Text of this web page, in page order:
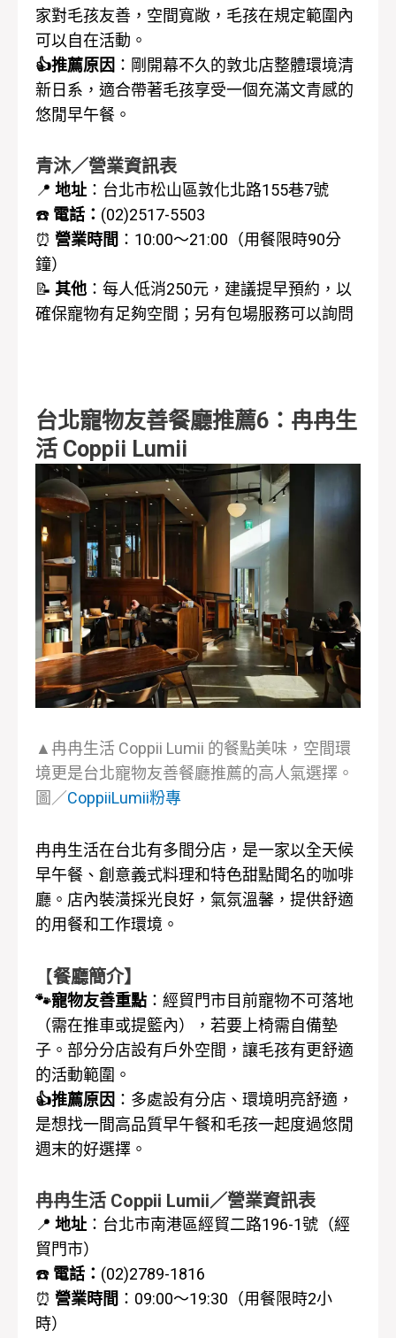
家對毛孩友善，空間寬敞，毛孩在規定範圍內
可以自在活動。
👍推薦原因 ：剛開幕不久的敦北店整體環境清
新日系，適合帶著毛孩享受一個充滿文青感的
悠閒早午餐。
青沐／營業資訊表
📍 地址 ： 台北市松山區敦化北路155巷7號
☎️ 電話： (02)2517-5503
⏰ 營業時間 ： 10:00～21:00（用餐限時90分
鐘）
📝 其他 ：每人低消250元，建議提早預約，以
確保寵物有足夠空間；另有包場服務可以詢問
台北寵物友善餐廳推薦6：冉冉生
活 Coppii Lumii
▲冉冉生活 Coppii Lumii 的餐點美味，空間環
境更是台北寵物友善餐廳推薦的高人氣選擇。
圖／CoppiiLumii粉專
冉冉生活在台北有多間分店，是一家以全天候
早午餐、創意義式料理和特色甜點聞名的咖啡
廳。店內裝潢採光良好，氣氛溫馨，提供舒適
的用餐和工作環境。
【餐廳簡介】
🐾寵物友善重點 ：經貿門市目前寵物不可落地
（需在推車或提籃內），若要上椅需自備墊
子。部分分店設有戶外空間，讓毛孩有更舒適
的活動範圍。
👍推薦原因 ：多處設有分店、環境明亮舒適，
是想找一間高品質早午餐和毛孩一起度過悠閒
週末的好選擇。
冉冉生活 Coppii Lumii／營業資訊表
📍 地址 ：台北市南港區經貿二路196-1號（經
貿門市）
☎️ 電話： (02)2789-1816
⏰ 營業時間 ： 09:00～19:30（用餐限時2小
時）